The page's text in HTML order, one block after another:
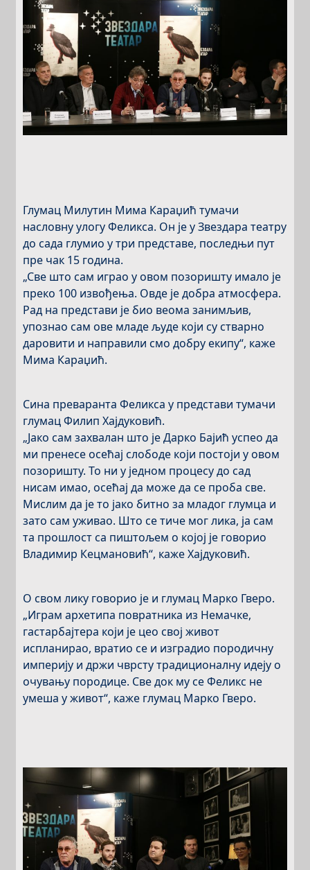
Глумац Милутин Мима Караџић тумачи
насловну улогу Феликса. Он је у Звездара театру
до сада глумио у три представе, последњи пут
пре чак 15 година.
„Све што сам играо у овом позоришту имало је
преко 100 извођења. Овде је добра атмосфера.
Рад на представи је био веома занимљив,
упознао сам ове младе људе који су стварно
даровити и направили смо добру екипу“, каже
Мима Караџић.
Сина преваранта Феликса у представи тумачи
глумац Филип Хајдуковић.
„Јако сам захвалан што је Дарко Бајић успео да
ми пренесе осећај слободе који постоји у овом
позоришту. То ни у једном процесу до сад
нисам имао, осећај да може да се проба све.
Мислим да је то јако битно за младог глумца и
зато сам уживао. Што се тиче мог лика, ја сам
та прошлост са пиштољем о којој је говорио
Владимир Кецмановић“, каже Хајдуковић.
О свом лику говорио је и глумац Марко Гверо.
„Играм архетипа повратника из Немачке,
гастарбајтера који је цео свој живот
испланирао, вратио се и изградио породичну
империју и држи чврсту традиционалну идеју о
очувању породице. Све док му се Феликс не
умеша у живот“, каже глумац Марко Гверо.